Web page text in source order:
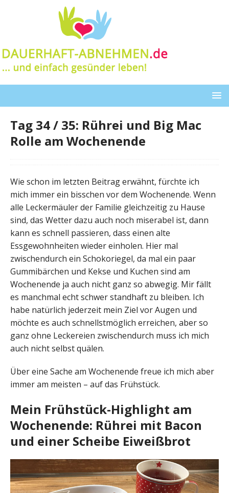
Tag 34 / 35: Rührei und Big Mac
Rolle am Wochenende
Wie schon im letzten Beitrag erwähnt, fürchte ich
mich immer ein bisschen vor dem Wochenende. Wenn
alle Leckermäuler der Familie gleichzeitig zu Hause
sind, das Wetter dazu auch noch miserabel ist, dann
kann es schnell passieren, dass einen alte
Essgewohnheiten wieder einholen. Hier mal
zwischendurch ein Schokoriegel, da mal ein paar
Gummibärchen und Kekse und Kuchen sind am
Wochenende ja auch nicht ganz so abwegig. Mir fällt
es manchmal echt schwer standhaft zu bleiben. Ich
habe natürlich jederzeit mein Ziel vor Augen und
möchte es auch schnellstmöglich erreichen, aber so
ganz ohne Leckereien zwischendurch muss ich mich
auch nicht selbst quälen.
Über eine Sache am Wochenende freue ich mich aber
immer am meisten – auf das Frühstück.
Mein Frühstück-Highlight am
Wochenende: Rührei mit Bacon
und einer Scheibe Eiweißbrot